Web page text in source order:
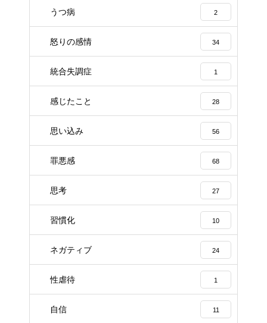
うつ病 2
怒りの感情 34
統合失調症 1
感じたこと 28
思い込み 56
罪悪感 68
思考 27
習慣化 10
ネガティブ 24
性虐待 1
自信 11